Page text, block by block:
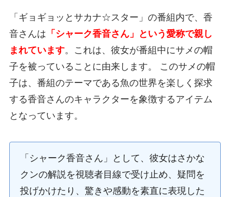
「ギョギョッとサカナ☆スター」の番組内で、香
音さんは 「シャーク香音さん」という愛称で親し
まれています。これは、彼女が番組中にサメの帽
子を被っていることに由来します。 このサメの帽
子は、番組のテーマである魚の世界を楽しく探求
する香音さんのキャラクターを象徴するアイテム
となっています。
「シャーク香音さん」として、彼女はさかな
クンの解説を視聴者目線で受け止め、疑問を
投げかけたり、驚きや感動を素直に表現した